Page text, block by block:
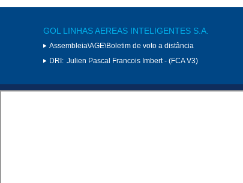
GOL LINHAS AEREAS INTELIGENTES S.A.
Assembleia\AGE\Boletim de voto a distância
DRI: Julien Pascal Francois Imbert - (FCA V3)